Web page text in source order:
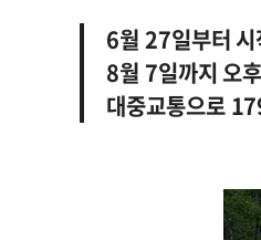
6월 27일부터
8월 7일까지 오
대중교통으로